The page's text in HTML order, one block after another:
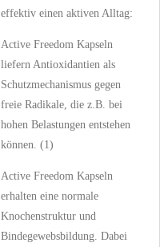
effektiv einen aktiven Alltag:
Active Freedom Kapseln
liefern Antioxidantien als
Schutzmechanismus gegen
freie Radikale, die z.B. bei
hohen Belastungen entstehen
können. (1)
Active Freedom Kapseln
erhalten eine normale
Knochenstruktur und
Bindegewebsbildung. Dabei